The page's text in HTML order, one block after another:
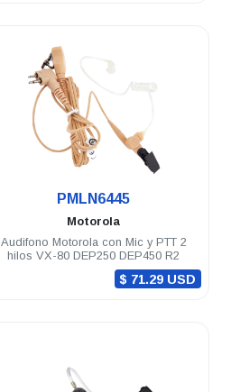
PMLN6445
Motorola
Audifono Motorola con Mic y PTT 2
hilos VX-80 DEP250 DEP450 R2
$ 71.29 USD